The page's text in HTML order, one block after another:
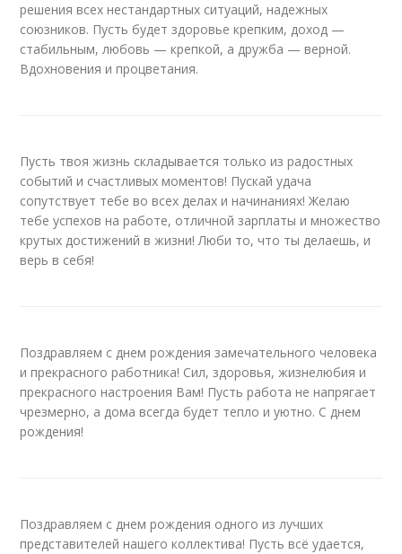
решения всех нестандартных ситуаций, надежных
союзников. Пусть будет здоровье крепким, доход —
стабильным, любовь — крепкой, а дружба — верной.
Вдохновения и процветания.
Пусть твоя жизнь складывается только из радостных
событий и счастливых моментов! Пускай удача
сопутствует тебе во всех делах и начинаниях! Желаю
тебе успехов на работе, отличной зарплаты и множество
крутых достижений в жизни! Люби то, что ты делаешь, и
верь в себя!
Поздравляем с днем рождения замечательного человека
и прекрасного работника! Сил, здоровья, жизнелюбия и
прекрасного настроения Вам! Пусть работа не напрягает
чрезмерно, а дома всегда будет тепло и уютно. С днем
рождения!
Поздравляем с днем рождения одного из лучших
представителей нашего коллектива! Пусть всё удается,